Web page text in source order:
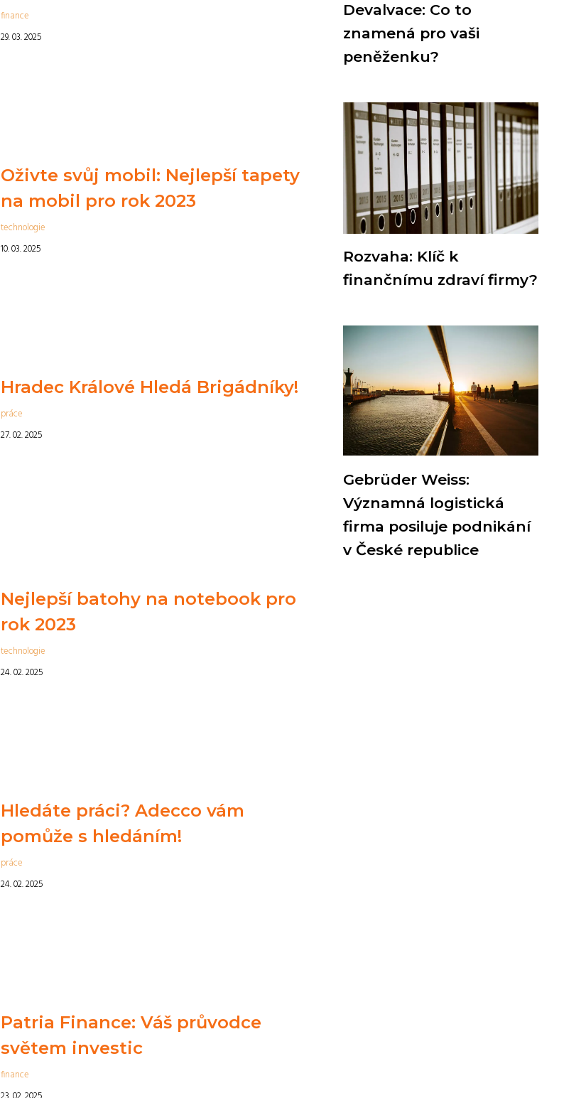
finance
29. 03. 2025
Oživte svůj mobil: Nejlepší tapety
na mobil pro rok 2023
technologie
10. 03. 2025
Hradec Králové Hledá Brigádníky!
práce
27. 02. 2025
Nejlepší batohy na notebook pro
rok 2023
technologie
24. 02. 2025
Hledáte práci? Adecco vám
pomůže s hledáním!
práce
24. 02. 2025
Patria Finance: Váš průvodce
světem investic
finance
Devalvace: Co to
znamená pro vaši
peněženku?
Rozvaha: Klíč k
finančnímu zdraví firmy?
Gebrüder Weiss:
Významná logistická
firma posiluje podnikání
v České republice